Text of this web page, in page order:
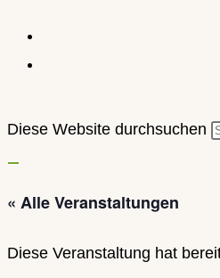
Diese Website durchsuchen
« Alle Veranstaltungen
Diese Veranstaltung hat